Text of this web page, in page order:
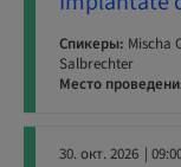
Спикеры: Mischa
Salbrechter
Место
30. окт. 2026 |